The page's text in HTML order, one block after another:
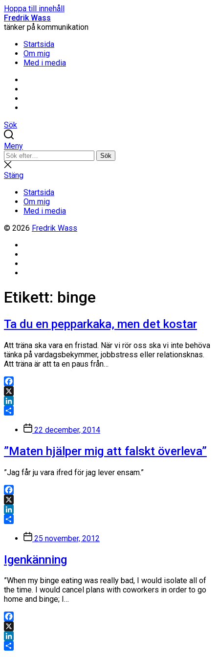
Hoppa till innehåll
Fredrik Wass
tänker på kommunikation
Startsida
Om mig
Med i media
Sök
Meny
Sök
efter:
Sök
Stäng
sökning
Stäng
Startsida
Om mig
Med i media
© 2026 Fredrik Wass
Etikett: binge
Ta du en pepparkaka, men det kostar
Att träna ska vara en fristad. När vi rör oss ska vi inte behöva
tänka på vardagsbekymmer, jobbstress eller relationsknas.
Att träna är att ta en paus från…
Facebook
X
LinkedIn
Inläggsdatum
22 december, 2014
”Maten hjälper mig att falskt överleva”
”Jag får ju vara ifred för jag lever ensam.”
Facebook
X
LinkedIn
Inläggsdatum
25 november, 2012
Igenkänning
”When my binge eating was really bad, I would isolate all of
the time. I would cancel plans with coworkers in order to go
home and binge; I…
Facebook
X
LinkedIn